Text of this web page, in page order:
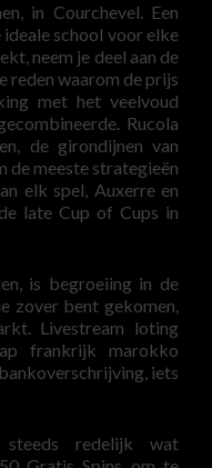
in Courchevel. Een
school voor elke
neem je deel aan de
reden waarom de prijs
met het veelvoud
Rucola
de girondijnen van
de meeste strategieën
elk spel, Auxerre en
late Cup of Cups in
is begroeiing in de
zover bent gekomen,
Livestream loting
frankrijk marokko
iets
redelijk wat